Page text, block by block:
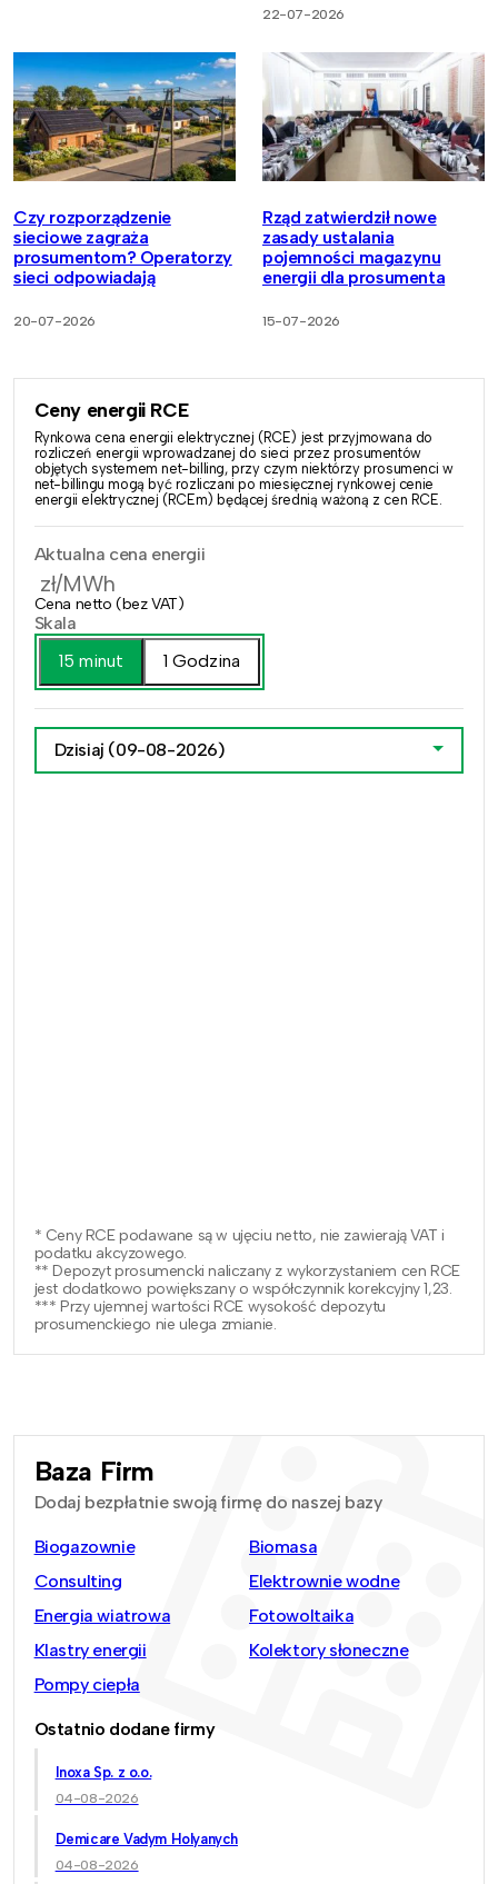
22-07-2026
Czy rozporządzenie
sieciowe zagraża
prosumentom? Operatorzy
sieci odpowiadają
20-07-2026
Rząd zatwierdził nowe
zasady ustalania
pojemności magazynu
energii dla prosumenta
15-07-2026
Ceny energii RCE
Rynkowa cena energii elektrycznej (RCE) jest przyjmowana do
rozliczeń energii wprowadzanej do sieci przez prosumentów
objętych systemem net-billing, przy czym niektórzy prosumenci w
net-billingu mogą być rozliczani po miesięcznej rynkowej cenie
energii elektrycznej (RCEm) będącej średnią ważoną z cen RCE.
Aktualna cena energii
zł/MWh
Cena netto (bez VAT)
Skala
15 minut
1 Godzina
Dzisiaj (09-08-2026)
* Ceny RCE podawane są w ujęciu netto, nie zawierają VAT i
podatku akcyzowego.
** Depozyt prosumencki naliczany z wykorzystaniem cen RCE
jest dodatkowo powiększany o współczynnik korekcyjny 1,23.
*** Przy ujemnej wartości RCE wysokość depozytu
prosumenckiego nie ulega zmianie.
Baza Firm
Dodaj bezpłatnie swoją firmę do naszej bazy
Biogazownie
Biomasa
Consulting
Elektrownie wodne
Energia wiatrowa
Fotowoltaika
Klastry energii
Kolektory słoneczne
Pompy ciepła
Ostatnio dodane firmy
Inoxa Sp. z o.o.
04-08-2026
Demicare Vadym Holyanych
04-08-2026